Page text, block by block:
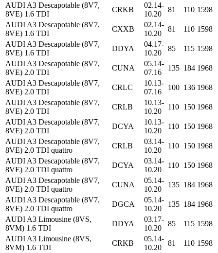
AUDI A3 Descapotable (8V7,
8VE) 1.6 TDI
CRKB
02.14-
10.20
81 110 1598
AUDI A3 Descapotable (8V7,
8VE) 1.6 TDI
CXXB
02.14-
10.20
81 110 1598
AUDI A3 Descapotable (8V7,
8VE) 1.6 TDI
DDYA
04.17-
10.20
85 115 1598
AUDI A3 Descapotable (8V7,
8VE) 2.0 TDI
CUNA
05.14-
07.16
135 184 1968
AUDI A3 Descapotable (8V7,
8VE) 2.0 TDI
CRLC
10.13-
07.16
100 136 1968
AUDI A3 Descapotable (8V7,
8VE) 2.0 TDI
CRLB
10.13-
10.20
110 150 1968
AUDI A3 Descapotable (8V7,
8VE) 2.0 TDI
DCYA
10.13-
10.20
110 150 1968
AUDI A3 Descapotable (8V7,
8VE) 2.0 TDI quattro
CRLB
03.14-
10.20
110 150 1968
AUDI A3 Descapotable (8V7,
8VE) 2.0 TDI quattro
DCYA
03.14-
10.20
110 150 1968
AUDI A3 Descapotable (8V7,
8VE) 2.0 TDI quattro
CUNA
05.14-
10.20
135 184 1968
AUDI A3 Descapotable (8V7,
8VE) 2.0 TDI quattro
DGCA
05.14-
10.20
135 184 1968
AUDI A3 Limousine (8VS,
8VM) 1.6 TDI
DDYA
03.17-
10.20
85 115 1598
AUDI A3 Limousine (8VS,
8VM) 1.6 TDI
CRKB
05.14-
10.20
81 110 1598